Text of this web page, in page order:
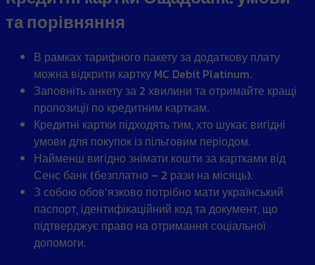
та порівняння
В рамках тарифного пакету за додаткову плату
можна відкрити картку MC Debit Platinum.
Заповніть анкету за 2 хвилини та отримайте кращі
пропозиції по кредитним карткам.
Кредитні картки підходять тим, хто шукає вигідні
умови для покупок із пільговим періодом.
Найменш вигідно знімати кошти за картками від
Сенс банк (безплатно – 2 рази на місяць).
З собою обов’язково потрібно мати український
паспорт, ідентифікаційний код та документ, що
підтверджує право на отримання соціальної
допомоги.